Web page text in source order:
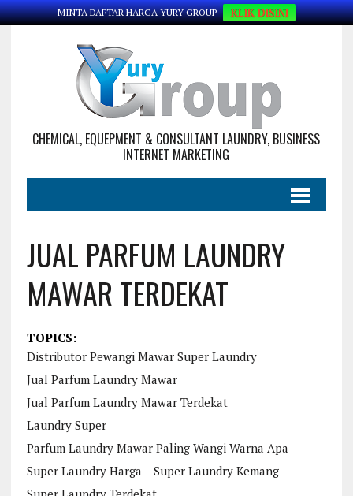
MINTA DAFTAR HARGA YURY GROUP KLIK DISINI
CHEMICAL, EQUEPMENT & CONSULTANT LAUNDRY, BUSINESS
INTERNET MARKETING
JUAL PARFUM LAUNDRY
MAWAR TERDEKAT
TOPICS:
Distributor Pewangi Mawar Super Laundry
Jual Parfum Laundry Mawar
Jual Parfum Laundry Mawar Terdekat
Laundry Super
Parfum Laundry Mawar Paling Wangi Warna Apa
Super Laundry Harga
Super Laundry Kemang